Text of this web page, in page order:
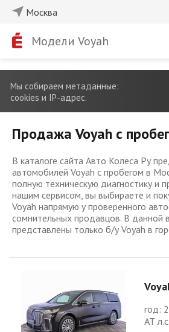
Москва
Модели Voyah
Мы собираем метаданные:
cookies и IP-адрес.
Продажа Voyah с
В каталоге сайта Авто Колеса Ру
автомобилей Voyah с пробегом в
полную техническую диагностику и
нашим сервисом, вы выбираете и
Voyah напрямую у проверенного
сомнительных продавцов. В данной
представлены только б/у Voyah в
год:
АТ л.с.